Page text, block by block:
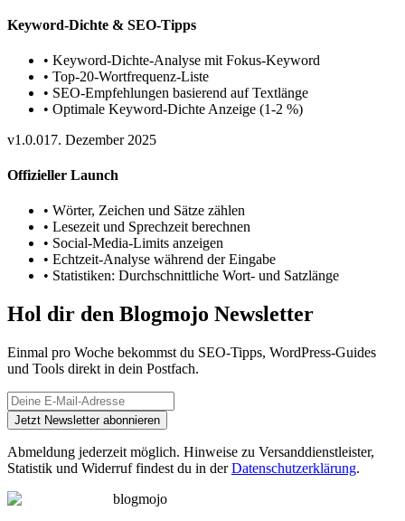
Keyword-Dichte & SEO-Tipps
• Keyword-Dichte-Analyse mit Fokus-Keyword
• Top-20-Wortfrequenz-Liste
• SEO-Empfehlungen basierend auf Textlänge
• Optimale Keyword-Dichte Anzeige (1-2 %)
v1.0.017. Dezember 2025
Offizieller Launch
• Wörter, Zeichen und Sätze zählen
• Lesezeit und Sprechzeit berechnen
• Social-Media-Limits anzeigen
• Echtzeit-Analyse während der Eingabe
• Statistiken: Durchschnittliche Wort- und Satzlänge
Hol dir den Blogmojo Newsletter
Einmal pro Woche bekommst du SEO-Tipps, WordPress-Guides
und Tools direkt in dein Postfach.
Jetzt Newsletter abonnieren
Abmeldung jederzeit möglich. Hinweise zu Versanddienstleister,
Statistik und Widerruf findest du in der Datenschutzerklärung.
blogmojo